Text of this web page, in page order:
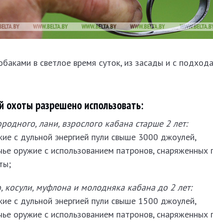
в светлое время суток, из засады и с
охоты разрешено использовать:
лани, взрослого кабана старше 2 лет:
с дульной энергией пули свыше 3000 джоулей,
оружие с использованием патронов, снаряженных
косули, муфлона и молодняка кабана до 2 лет:
с дульной энергией пули свыше 1500 джоулей,
оружие с использованием патронов, снаряженных